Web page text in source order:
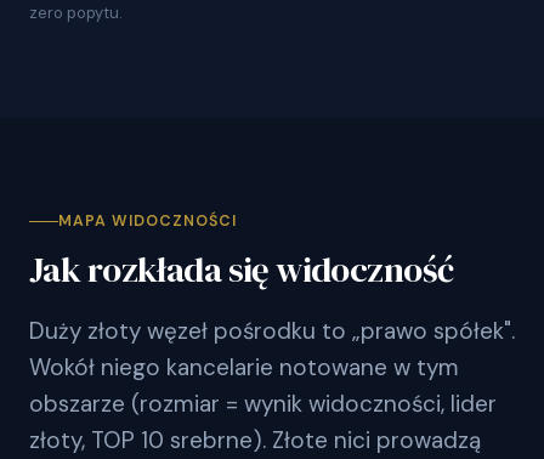
zero popytu.
MAPA WIDOCZNOŚCI
Jak rozkłada się widoczność
Duży złoty węzeł pośrodku to „prawo spółek".
Wokół niego kancelarie notowane w tym
obszarze (rozmiar = wynik widoczności, lider
złoty, TOP 10 srebrne). Złote nici prowadzą